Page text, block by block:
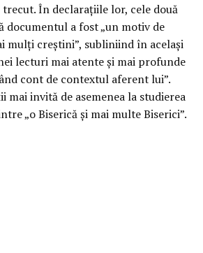
În declaraţiile lor, cele două
documentul a fost „un motiv de
mulţi creştini”, subliniind în acelaşi
lecturi mai atente şi mai profunde
cont de contextul aferent lui”.
mai invită de asemenea la studierea
„o Biserică şi mai multe Biserici”.